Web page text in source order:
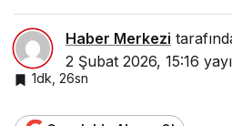
Haber Merkezi
2 Şubat 2026, 15:16
1dk, 26sn